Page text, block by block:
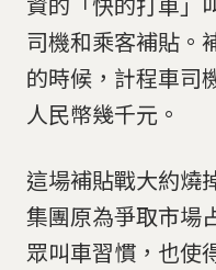
司機和乘客補貼。
的時候，計程車司
人民幣幾千元。
這場補貼戰大約燒
集團原為爭取市場
眾叫車習慣，也使